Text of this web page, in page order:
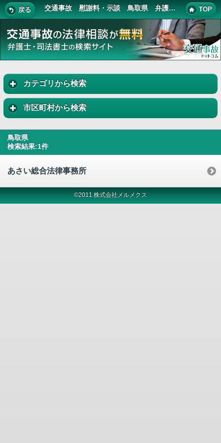
戻る 交通事故 慰謝料・示談 鳥取県 弁護士・司法書士 一覧 TOP
カテゴリから検索
市区町村から検索
鳥取県
検索結果:1件
あさい総合法律事務所
©2011 株式会社メルメクス